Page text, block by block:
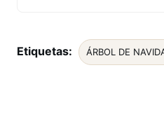
Etiquetas: ÁRBOL DE